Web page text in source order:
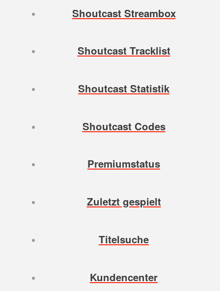
Shoutcast Streambox
Shoutcast Tracklist
Shoutcast Statistik
Shoutcast Codes
Premiumstatus
Zuletzt gespielt
Titelsuche
Kundencenter